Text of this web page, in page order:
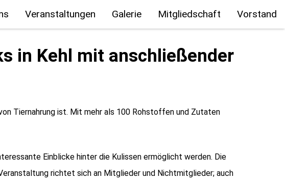
Veranstaltungen Galerie Mitgliedschaft Vorstand
in Kehl mit anschließender
Tiernahrung ist. Mit mehr als 100 Rohstoffen und Zutaten
Einblicke hinter die Kulissen ermöglicht werden. Die
richtet sich an Mitglieder und Nichtmitglieder; auch